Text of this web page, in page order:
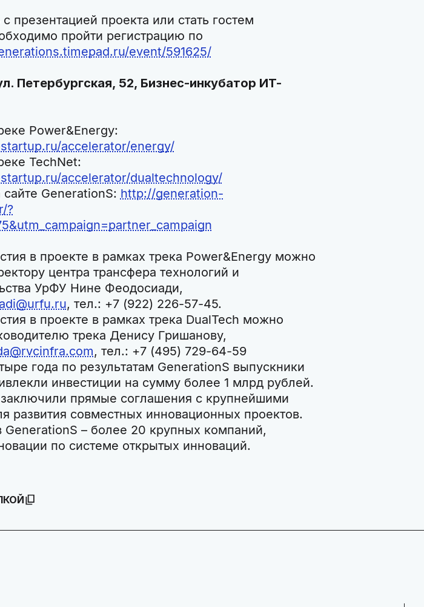
презентацией проекта или стать гостем
пройти регистрацию по
event/591625/
Петербургская, 52, Бизнес-инкубатор ИТ-
Power&Energy:
accelerator/energy/
TechNet:
accelerator/dualtechnology/
сайте GenerationS: http://generation-
?
в проекте в рамках трека Power&Energy можно
центра трансфера технологий и
УрФУ Нине Феодосиади,
, тел.: +7 (922) 226-57-45.
в проекте в рамках трека DualTech можно
трека Денису Гришанову,
, тел.: +7 (495) 729-64-59
года по результатам GenerationS выпускники
инвестиции на сумму более 1 млрд рублей.
прямые соглашения с крупнейшими
развития совместных инновационных проектов.
GenerationS – более 20 крупных компаний,
по системе открытых инноваций.